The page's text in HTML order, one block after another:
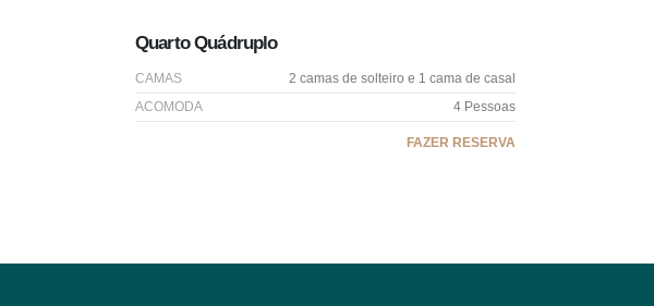
Quarto Quádruplo
CAMAS
2 camas de solteiro e 1 cama de casal
ACOMODA
4 Pessoas
FAZER RESERVA